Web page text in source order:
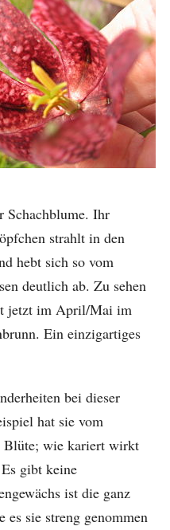
Schachblume. Ihr
strahlt in den
hebt sich so vom
deutlich ab. Zu sehen
jetzt im April/Mai im
Ein einzigartiges
bei dieser
hat sie vom
Blüte; wie kariert wirkt
gibt keine
ist die ganz
es sie streng genommen